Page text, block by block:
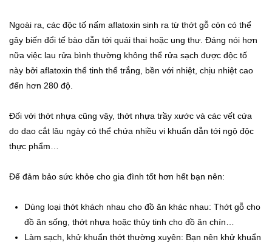
Ngoài ra, các độc tố nấm aflatoxin sinh ra từ thớt gỗ còn có thể
gây biến đổi tế bào dẫn tới quái thai hoặc ung thư. Đáng nói hơn
nữa việc lau rửa bình thường không thể rửa sạch được độc tố
này bởi aflatoxin thể tinh thể trắng, bền với nhiệt, chịu nhiệt cao
đến hơn 280 độ.
Đối với thớt nhựa cũng vậy, thớt nhựa trầy xước và các vết cứa
do dao cắt lâu ngày có thể chứa nhiều vi khuẩn dẫn tới ngộ độc
thực phẩm…
Để đảm bảo sức khỏe cho gia đình tốt hơn hết bạn nên:
Dùng loại thớt khách nhau cho đồ ăn khác nhau: Thớt gỗ cho
đồ ăn sống, thớt nhựa hoặc thủy tinh cho đồ ăn chín…
Làm sạch, khử khuẩn thớt thường xuyên: Bạn nên khử khuẩn